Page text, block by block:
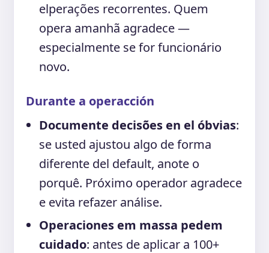
elperações recorrentes. Quem
opera amanhã agradece —
especialmente se for funcionário
novo.
Durante a operacción
Documente decisões en el óbvias:
se usted ajustou algo de forma
diferente del default, anote o
porquê. Próximo operador agradece
e evita refazer análise.
Operaciones em massa pedem
cuidado: antes de aplicar a 100+